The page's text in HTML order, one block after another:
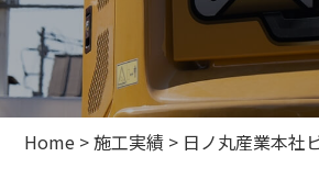
Home >施工実績 > 日ノ丸産業本社